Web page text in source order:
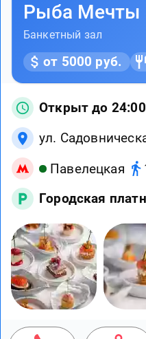
Рыба Мечты
Банкетный зал
от 5000 руб.
Открыт до 24:00
ул.
Павелецкая
Городская